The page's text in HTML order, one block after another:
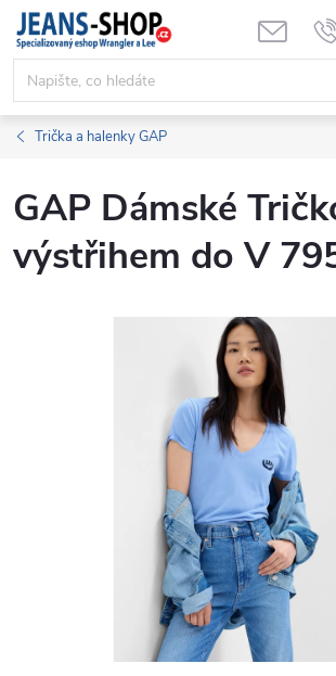
Přejít
obsah
Trička a halenky GAP
GAP Dámské
výstřihem do V